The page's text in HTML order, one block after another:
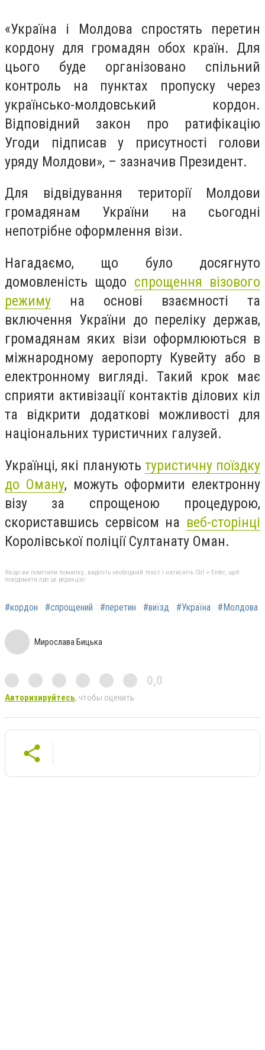
«Україна і Молдова спростять перетин
кордону для громадян обох країн. Для
цього буде організовано спільний
контроль на пунктах пропуску через
українсько-молдовський кордон.
Відповідний закон про ратифікацію
Угоди підписав у присутності голови
уряду Молдови», – зазначив Президент.
Для відвідування території Молдови
громадянам України на сьогодні
непотрібне оформлення візи.
Нагадаємо, що було досягнуто
домовленість щодо спрощення візового
режиму на основі взаємності та
включення України до переліку держав,
громадянам яких візи оформлюються в
міжнародному аеропорту Кувейту або в
електронному вигляді. Такий крок має
сприяти активізації контактів ділових кіл
та відкрити додаткові можливості для
національних туристичних галузей.
Українці, які планують туристичну поїздку
до Оману, можуть оформити електронну
візу за спрощеною процедурою,
скориставшись сервісом на веб-сторінці
Королівської поліції Султанату Оман.
Якщо ви помітили помилку, виділіть необхідний текст і натисніть Ctrl + Enter, щоб
повідомити про це редакцію
#кордон #спрощений #перетин #виїзд #Україна #Молдова
Мирослава Бицька
0,0
Авторизируйтесь, чтобы оценить